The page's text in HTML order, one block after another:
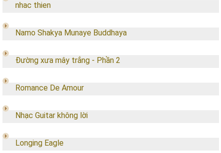
nhac thien
Namo Shakya Munaye Buddhaya
Đường xưa mây trắng - Phần 2
Romance De Amour
Nhạc Guitar không lời
Longing Eagle